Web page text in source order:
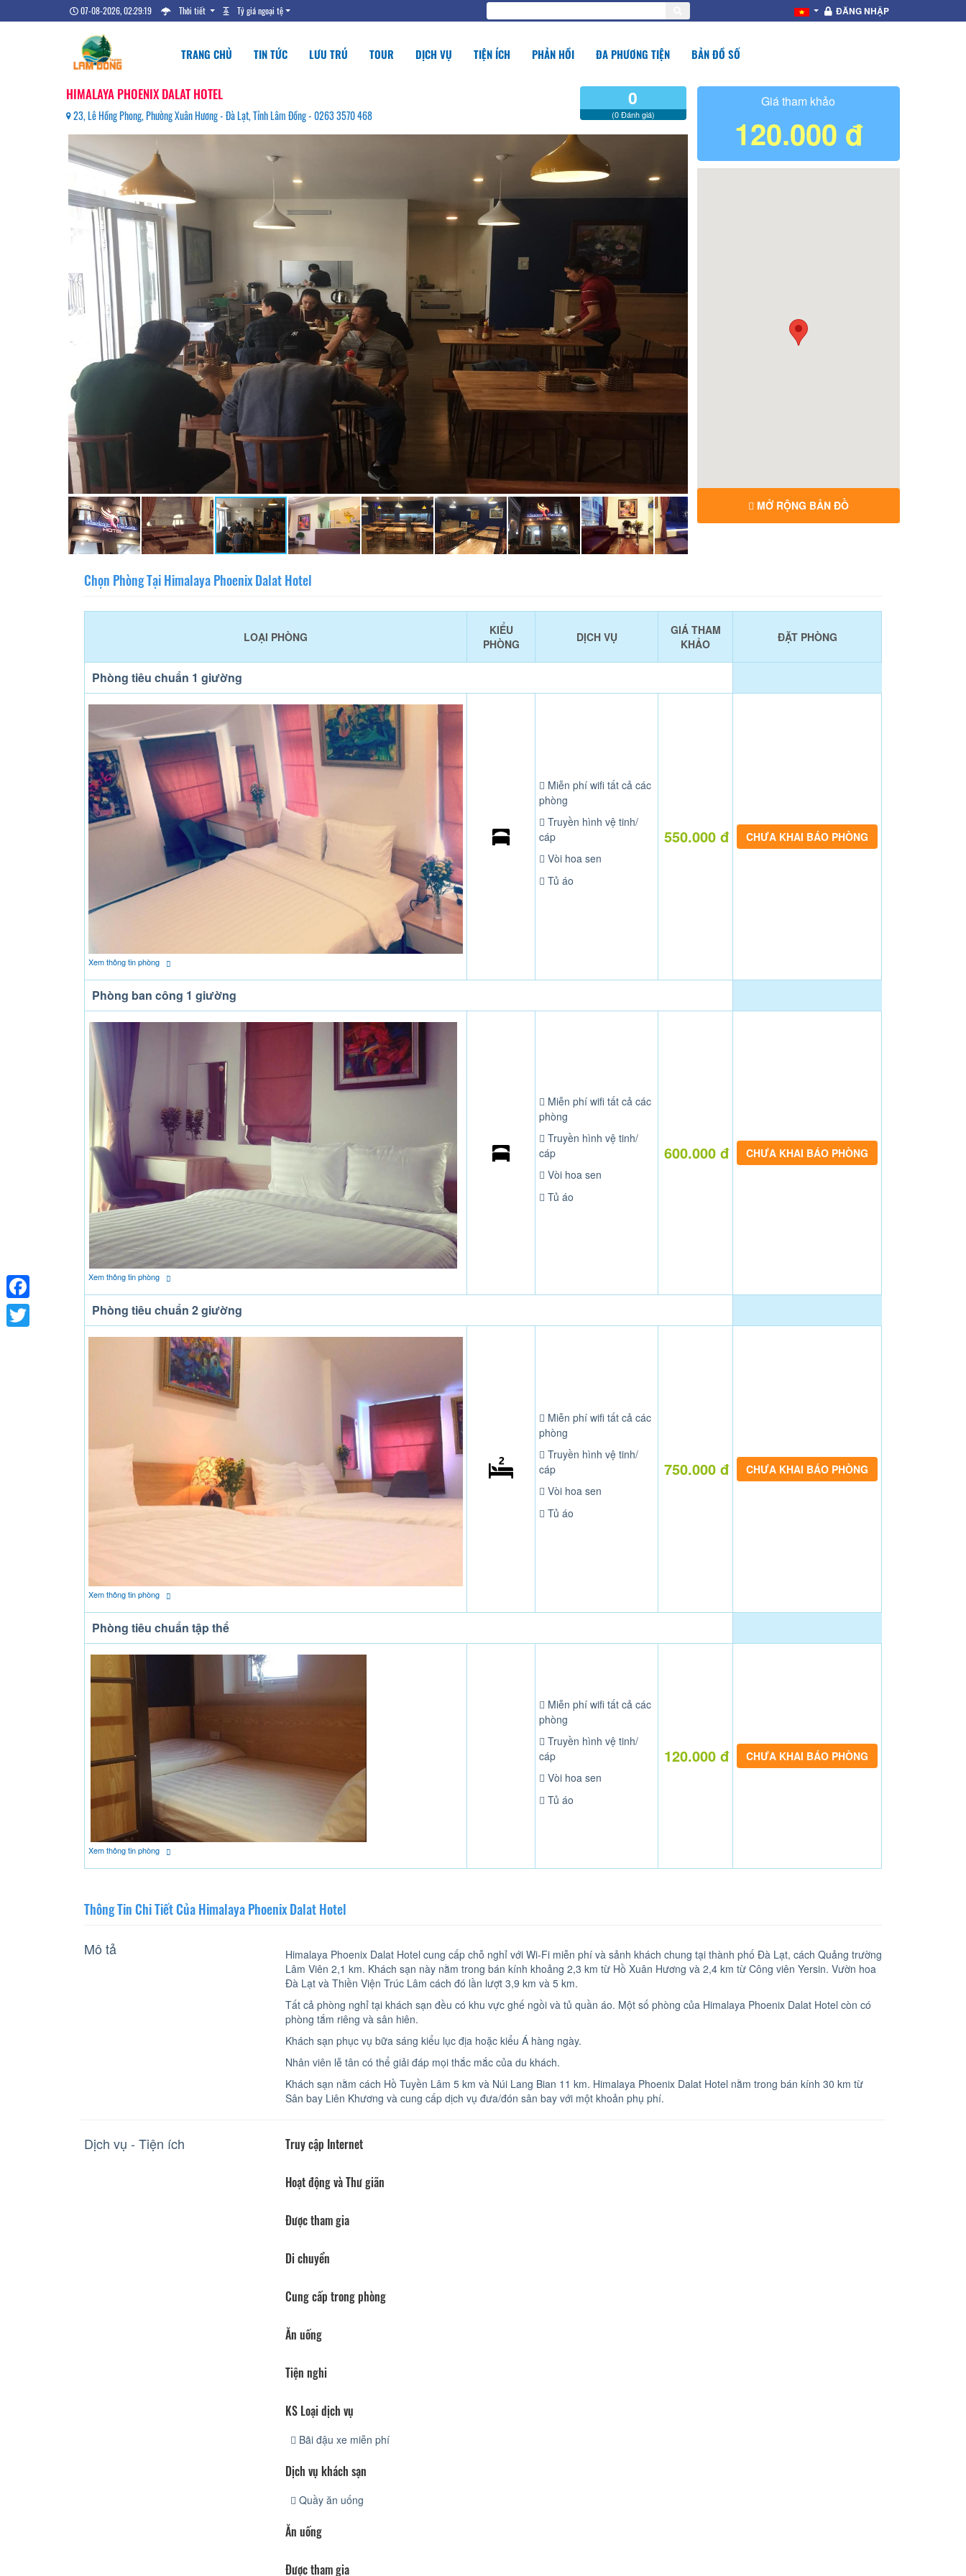
07-08-2026, 02:29:20 Thời tiết Tỷ giá ngoại tệ ĐĂNG NHẬP
TRANG CHỦ TIN TỨC LƯU TRÚ TOUR DỊCH VỤ TIỆN ÍCH PHẢN HỒI ĐA PHƯƠNG TIỆN BẢN ĐỒ SỐ
HIMALAYA PHOENIX DALAT HOTEL
23, Lê Hồng Phong, Phường Xuân Hương - Đà Lạt, Tỉnh Lâm Đồng - 0263 3570 468
0
(0 Đánh giá)
Giá tham khảo
120.000 đ
MỞ RỘNG BẢN ĐỒ
Chọn Phòng Tại Himalaya Phoenix Dalat Hotel
LOẠI PHÒNG
KIỂU
PHÒNG
DỊCH VỤ
GIÁ THAM
KHẢO
ĐẶT PHÒNG
Phòng tiêu chuẩn 1 giường
Xem thông tin phòng
Miễn phí wifi tất cả các
phòng
Truyền hình vệ tinh/
cáp
Vòi hoa sen
Tủ áo
550.000 đ CHƯA KHAI BÁO PHÒNG
Phòng ban công 1 giường
Xem thông tin phòng
Miễn phí wifi tất cả các
phòng
Truyền hình vệ tinh/
cáp
Vòi hoa sen
Tủ áo
600.000 đ CHƯA KHAI BÁO PHÒNG
Phòng tiêu chuẩn 2 giường
Xem thông tin phòng
Miễn phí wifi tất cả các
phòng
Truyền hình vệ tinh/
cáp
Vòi hoa sen
Tủ áo
750.000 đ CHƯA KHAI BÁO PHÒNG
Phòng tiêu chuẩn tập thể
Xem thông tin phòng
Miễn phí wifi tất cả các
phòng
Truyền hình vệ tinh/
cáp
Vòi hoa sen
Tủ áo
120.000 đ CHƯA KHAI BÁO PHÒNG
Thông Tin Chi Tiết Của Himalaya Phoenix Dalat Hotel
Mô tả
Himalaya Phoenix Dalat Hotel cung cấp chỗ nghỉ với Wi-Fi miễn phí và sảnh khách chung tại thành phố Đà Lạt, cách Quảng trường
Lâm Viên 2,1 km. Khách sạn này nằm trong bán kính khoảng 2,3 km từ Hồ Xuân Hương và 2,4 km từ Công viên Yersin. Vườn hoa
Đà Lạt và Thiền Viện Trúc Lâm cách đó lần lượt 3,9 km và 5 km.
Tất cả phòng nghỉ tại khách sạn đều có khu vực ghế ngồi và tủ quần áo. Một số phòng của Himalaya Phoenix Dalat Hotel còn có
phòng tắm riêng và sân hiên.
Khách sạn phục vụ bữa sáng kiểu lục địa hoặc kiểu Á hàng ngày.
Nhân viên lễ tân có thể giải đáp mọi thắc mắc của du khách.
Khách sạn nằm cách Hồ Tuyền Lâm 5 km và Núi Lang Bian 11 km. Himalaya Phoenix Dalat Hotel nằm trong bán kính 30 km từ
Sân bay Liên Khương và cung cấp dịch vụ đưa/đón sân bay với một khoản phụ phí.
Dịch vụ - Tiện ích Truy cập Internet
Hoạt động và Thư giãn
Được tham gia
Di chuyển
Cung cấp trong phòng
Ăn uống
Tiện nghi
KS Loại dịch vụ
Bãi đậu xe miễn phí
Dịch vụ khách sạn
Quầy ăn uống
Ăn uống
Được tham gia
Facebook